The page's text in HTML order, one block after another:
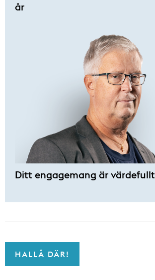
år
Ditt engagemang är värdefullt
HALLÅ DÄR!